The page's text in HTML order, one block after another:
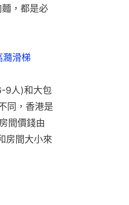
，都是必
瀡滑梯
9人)和大包
同，香港是
間價錢由
房間大小來